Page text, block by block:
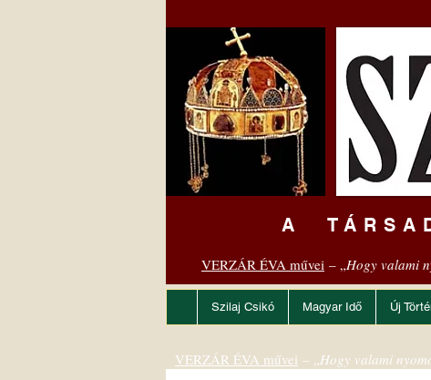
A
VERZÁR ÉVA művei – „Hogy valami
Szilaj Csikó Magyar Idő Új
VERZÁR ÉVA művei – „Hogy valami